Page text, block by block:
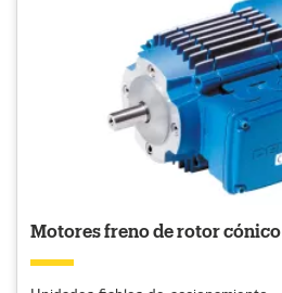
Motores freno de rotor cónico